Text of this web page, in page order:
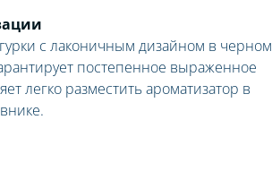
с лаконичным дизайном в
постепенное выраженное
легко разместить ароматизатор в